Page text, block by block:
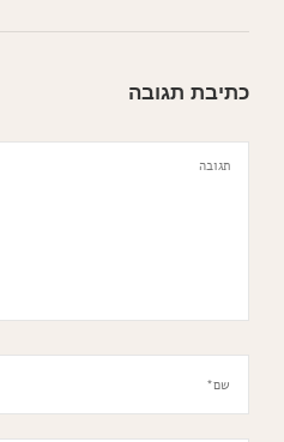
כתיבת תגובה